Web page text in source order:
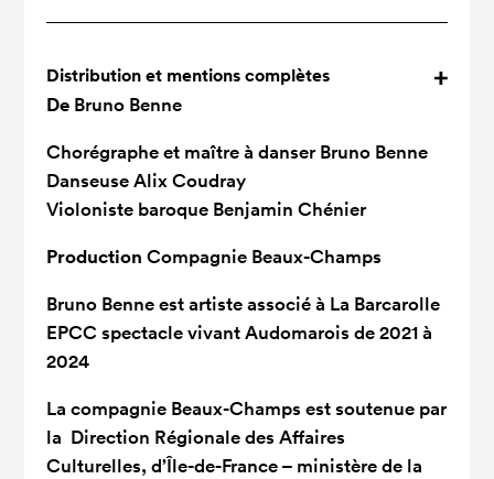
Distribution et mentions complètes
De Bruno Benne
Chorégraphe et maître à danser Bruno Benne
Danseuse Alix Coudray
Violoniste baroque Benjamin Chénier
Production Compagnie Beaux-Champs
Bruno Benne est artiste associé à La Barcarolle
EPCC spectacle vivant Audomarois de 2021 à
2024
La compagnie Beaux-Champs est soutenue par
la Direction Régionale des Affaires
Culturelles, d’Île-de-France – ministère de la